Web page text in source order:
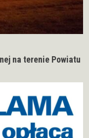
na terenie Powiatu